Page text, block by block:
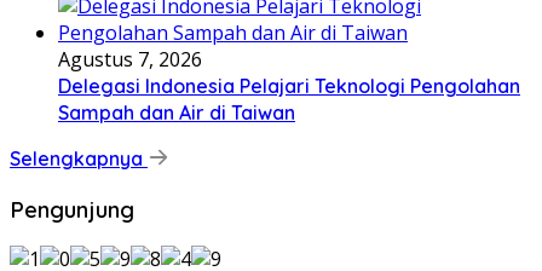
Agustus 7, 2026
Delegasi Indonesia Pelajari Teknologi Pengolahan
Sampah dan Air di Taiwan
Selengkapnya
Pengunjung